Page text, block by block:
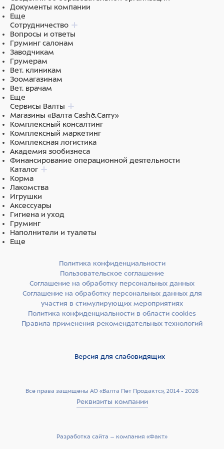
Наличие перфорированного пола-нет
Замки самозакрывающиеся
Защитные накладки на дверь
Габариты третьего этажа 1600х520х600 (620 с
проставкой)
Третий этаж отделяется от второго
Модуль поставляется на ножках
Общие габариты модуля 1600х520х1860(1875) h с
ножками
Состав
Нержавеющая сталь
Документы компании
Еще
Сотрудничество
Вопросы и ответы
Груминг салонам
Заводчикам
Грумерам
Вет. клиникам
Зоомагазинам
Вет. врачам
Еще
Сервисы Валты
Магазины «Валта Cash&Carry»
Комплексный консалтинг
Комплексный маркетинг
Комплексная логистика
Академия зообизнеса
Финансирование операционной деятельности
Каталог
Корма
Лакомства
Игрушки
Аксессуары
Гигиена и уход
Груминг
Наполнители и туалеты
Еще
Все права защищены АО «Валта Пет Продактс», 2014 - 2026
Реквизиты компании
Политика конфиденциальности
Пользовательское соглашение
Соглашение на обработку персональных данных
Соглашение на обработку персональных данных для
участия в стимулирующих мероприятиях
Политика конфиденциальности в области cookies
Правила применения рекомендательных технологий
Версия для слабовидящих
Разработка сайта –­ компания «Факт»